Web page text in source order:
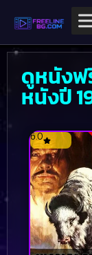
ดูหนังฟ
หนังปี
6.0